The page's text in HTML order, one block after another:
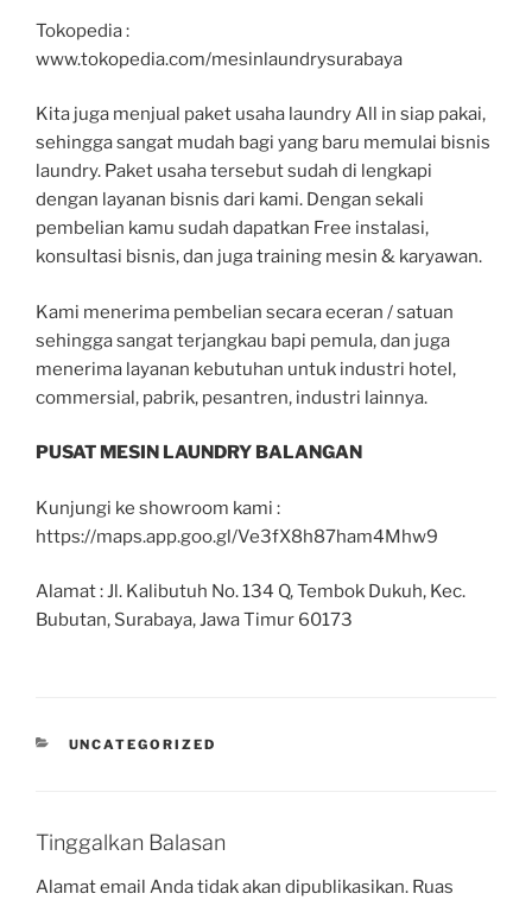
Tokopedia :
www.tokopedia.com/mesinlaundrysurabaya
Kita juga menjual paket usaha laundry All in siap pakai,
sehingga sangat mudah bagi yang baru memulai bisnis
laundry. Paket usaha tersebut sudah di lengkapi
dengan layanan bisnis dari kami. Dengan sekali
pembelian kamu sudah dapatkan Free instalasi,
konsultasi bisnis, dan juga training mesin & karyawan.
Kami menerima pembelian secara eceran / satuan
sehingga sangat terjangkau bapi pemula, dan juga
menerima layanan kebutuhan untuk industri hotel,
commersial, pabrik, pesantren, industri lainnya.
PUSAT MESIN LAUNDRY BALANGAN
Kunjungi ke showroom kami :
https://maps.app.goo.gl/Ve3fX8h87ham4Mhw9
Alamat : Jl. Kalibutuh No. 134 Q, Tembok Dukuh, Kec.
Bubutan, Surabaya, Jawa Timur 60173
UNCATEGORIZED
Tinggalkan Balasan
Alamat email Anda tidak akan dipublikasikan. Ruas